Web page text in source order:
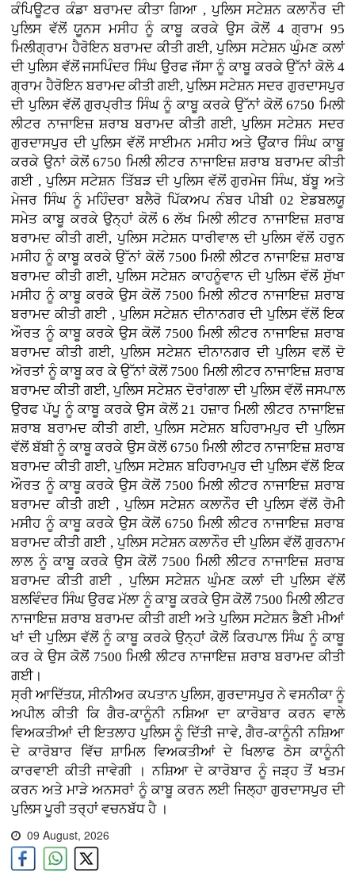
ਕੰਪਿਊਟਰ ਕੰਡਾ ਬਰਾਮਦ ਕੀਤਾ ਗਿਆ , ਪੁਲਿਸ ਸਟੇਸ਼ਨ ਕਲਾਨੌਰ ਦੀ
ਪੁਲਿਸ ਵੱਲੋਂ ਯੂਨਸ ਮਸੀਹ ਨੂੰ ਕਾਬੂ ਕਰਕੇ ਉਸ ਕੋਲੋਂ 4 ਗ੍ਰਾਮ 95
ਮਿਲੀਗ੍ਰਾਮ ਹੈਰੋਇਨ ਬਰਾਮਦ ਕੀਤੀ ਗਈ, ਪੁਲਿਸ ਸਟੇਸ਼ਨ ਘੁੰਮਣ ਕਲਾਂ
ਦੀ ਪੁਲਿਸ ਵੱਲੋਂ ਜਸਪਿੰਦਰ ਸਿੰਘ ਉਰਫ ਜੱਸਾ ਨੂੰ ਕਾਬੂ ਕਰਕੇ ਉੱਨਾਂ ਕੋਲੋ 4
ਗ੍ਰਾਮ ਹੈਰੋਇਨ ਬਰਾਮਦ ਕੀਤੀ ਗਈ, ਪੁਲਿਸ ਸਟੇਸ਼ਨ ਸਦਰ ਗੁਰਦਾਸਪੁਰ
ਦੀ ਪੁਲਿਸ ਵੱਲੋਂ ਗੁਰਪ੍ਰੀਤ ਸਿੰਘ ਨੂੰ ਕਾਬੂ ਕਰਕੇ ਉੱਨਾਂ ਕੋਲੋਂ 6750 ਮਿਲੀ
ਲੀਟਰ ਨਾਜਾਇਜ਼ ਸ਼ਰਾਬ ਬਰਾਮਦ ਕੀਤੀ ਗਈ, ਪੁਲਿਸ ਸਟੇਸ਼ਨ ਸਦਰ
ਗੁਰਦਾਸਪੁਰ ਦੀ ਪੁਲਿਸ ਵੱਲੋਂ ਸਾਈਮਨ ਮਸੀਹ ਅਤੇ ਉਂਕਾਰ ਸਿੰਘ ਕਾਬੂ
ਕਰਕੇ ਉਨਾਂ ਕੋਲੋਂ 6750 ਮਿਲੀ ਲੀਟਰ ਨਾਜਾਇਜ਼ ਸ਼ਰਾਬ ਬਰਾਮਦ ਕੀਤੀ
ਗਈ , ਪੁਲਿਸ ਸਟੇਸ਼ਨ ਤਿੱਬੜ ਦੀ ਪੁਲਿਸ ਵੱਲੋਂ ਗੁਰਮੇਜ ਸਿੰਘ, ਬੱਬੂ ਅਤੇ
ਮੇਜਰ ਸਿੰਘ ਨੂੰ ਮਹਿੰਦਰਾ ਬਲੈਰੋ ਪਿੱਕਅਪ ਨੰਬਰ ਪੀਬੀ 02 ਏਡਬਲਯੂ
ਸਮੇਤ ਕਾਬੂ ਕਰਕੇ ਉਨ੍ਹਾਂ ਕੋਲੋਂ 6 ਲੱਖ ਮਿਲੀ ਲੀਟਰ ਨਾਜਾਇਜ਼ ਸ਼ਰਾਬ
ਬਰਾਮਦ ਕੀਤੀ ਗਈ, ਪੁਲਿਸ ਸਟੇਸ਼ਨ ਧਾਰੀਵਾਲ ਦੀ ਪੁਲਿਸ ਵੱਲੋਂ ਹਰੁਨ
ਮਸੀਹ ਨੂੰ ਕਾਬੂ ਕਰਕੇ ਉੱਨਾਂ ਕੋਲੋਂ 7500 ਮਿਲੀ ਲੀਟਰ ਨਾਜਾਇਜ਼ ਸ਼ਰਾਬ
ਬਰਾਮਦ ਕੀਤੀ ਗਈ, ਪੁਲਿਸ ਸਟੇਸ਼ਨ ਕਾਹਨੂੰਵਾਨ ਦੀ ਪੁਲਿਸ ਵੱਲੋਂ ਸੁੱਖਾ
ਮਸੀਹ ਨੂੰ ਕਾਬੂ ਕਰਕੇ ਉਸ ਕੋਲੋਂ 7500 ਮਿਲੀ ਲੀਟਰ ਨਾਜਾਇਜ਼ ਸ਼ਰਾਬ
ਬਰਾਮਦ ਕੀਤੀ ਗਈ , ਪੁਲਿਸ ਸਟੇਸ਼ਨ ਦੀਨਾਨਗਰ ਦੀ ਪੁਲਿਸ ਵੱਲੋਂ ਇਕ
ਔਰਤ ਨੂੰ ਕਾਬੂ ਕਰਕੇ ਉਸ ਕੋਲੋਂ 7500 ਮਿਲੀ ਲੀਟਰ ਨਾਜਾਇਜ਼ ਸ਼ਰਾਬ
ਬਰਾਮਦ ਕੀਤੀ ਗਈ, ਪੁਲਿਸ ਸਟੇਸ਼ਨ ਦੀਨਾਨਗਰ ਦੀ ਪੁਲਿਸ ਵਲੋਂ ਦੋ
ਅੋਰਤਾਂ ਨੂੰ ਕਾਬੂ ਕਰ ਕੇ ਉੱਨਾਂ ਕੋਲੋਂ 7500 ਮਿਲੀ ਲੀਟਰ ਨਾਜਾਇਜ਼ ਸ਼ਰਾਬ
ਬਰਾਮਦ ਕੀਤੀ ਗਈ, ਪੁਲਿਸ ਸਟੇਸ਼ਨ ਦੋਰਾਂਗਲਾ ਦੀ ਪੁਲਿਸ ਵੱਲੋਂ ਜਸਪਾਲ
ਉਰਫ ਪੱਪੂ ਨੂੰ ਕਾਬੂ ਕਰਕੇ ਉਸ ਕੋਲੋਂ 21 ਹਜ਼ਾਰ ਮਿਲੀ ਲੀਟਰ ਨਾਜਾਇਜ਼
ਸ਼ਰਾਬ ਬਰਾਮਦ ਕੀਤੀ ਗਈ, ਪੁਲਿਸ ਸਟੇਸ਼ਨ ਬਹਿਰਾਮਪੁਰ ਦੀ ਪੁਲਿਸ
ਵੱਲੋਂ ਬੱਬੀ ਨੂੰ ਕਾਬੂ ਕਰਕੇ ਉਸ ਕੋਲੋਂ 6750 ਮਿਲੀ ਲੀਟਰ ਨਾਜਾਇਜ਼ ਸ਼ਰਾਬ
ਬਰਾਮਦ ਕੀਤੀ ਗਈ, ਪੁਲਿਸ ਸਟੇਸ਼ਨ ਬਹਿਰਾਮਪੁਰ ਦੀ ਪੁਲਿਸ ਵੱਲੋਂ ਇਕ
ਔਰਤ ਨੂੰ ਕਾਬੂ ਕਰਕੇ ਉਸ ਕੋਲੋਂ 7500 ਮਿਲੀ ਲੀਟਰ ਨਾਜਾਇਜ਼ ਸ਼ਰਾਬ
ਬਰਾਮਦ ਕੀਤੀ ਗਈ , ਪੁਲਿਸ ਸਟੇਸ਼ਨ ਕਲਾਨੌਰ ਦੀ ਪੁਲਿਸ ਵੱਲੋਂ ਰੋਮੀ
ਮਸੀਹ ਨੂੰ ਕਾਬੂ ਕਰਕੇ ਉਸ ਕੋਲੋਂ 6750 ਮਿਲੀ ਲੀਟਰ ਨਾਜਾਇਜ਼ ਸ਼ਰਾਬ
ਬਰਾਮਦ ਕੀਤੀ ਗਈ , ਪੁਲਿਸ ਸਟੇਸ਼ਨ ਕਲਾਨੌਰ ਦੀ ਪੁਲਿਸ ਵੱਲੋਂ ਗੁਰਨਾਮ
ਲਾਲ ਨੂੰ ਕਾਬੂ ਕਰਕੇ ਉਸ ਕੋਲੋਂ 7500 ਮਿਲੀ ਲੀਟਰ ਨਾਜਾਇਜ਼ ਸ਼ਰਾਬ
ਬਰਾਮਦ ਕੀਤੀ ਗਈ , ਪੁਲਿਸ ਸਟੇਸ਼ਨ ਘੁੰਮਣ ਕਲਾਂ ਦੀ ਪੁਲਿਸ ਵੱਲੋਂ
ਬਲਵਿੰਦਰ ਸਿੰਘ ਉਰਫ ਮੱਲਾ ਨੂੰ ਕਾਬੂ ਕਰਕੇ ਉਸ ਕੋਲੋਂ 7500 ਮਿਲੀ ਲੀਟਰ
ਨਾਜਾਇਜ਼ ਸ਼ਰਾਬ ਬਰਾਮਦ ਕੀਤੀ ਗਈ ਅਤੇ ਪੁਲਿਸ ਸਟੇਸ਼ਨ ਭੈਣੀ ਮੀਆਂ
ਖਾਂ ਦੀ ਪੁਲਿਸ ਵੱਲੋਂ ਨੂੰ ਕਾਬੂ ਕਰਕੇ ਉਨ੍ਹਾਂ ਕੋਲੋਂ ਕਿਰਪਾਲ ਸਿੰਘ ਨੂੰ ਕਾਬੂ
ਕਰ ਕੇ ਉਸ ਕੋਲੋਂ 7500 ਮਿਲੀ ਲੀਟਰ ਨਾਜਾਇਜ਼ ਸ਼ਰਾਬ ਬਰਾਮਦ ਕੀਤੀ
ਗਈ।
ਸ੍ਰੀ ਆਦਿੱਤਯ, ਸੀਨੀਅਰ ਕਪਤਾਨ ਪੁਲਿਸ, ਗੁਰਦਾਸਪੁਰ ਨੇ ਵਸਨੀਕਾ ਨੂੰ
ਅਪੀਲ ਕੀਤੀ ਕਿ ਗੈਰ-ਕਾਨੂੰਨੀ ਨਸ਼ਿਆ ਦਾ ਕਾਰੋਬਾਰ ਕਰਨ ਵਾਲੇ
ਵਿਅਕਤੀਆਂ ਦੀ ਇਤਲਾਹ ਪੁਲਿਸ ਨੂੰ ਦਿੱਤੀ ਜਾਵੇ, ਗੈਰ-ਕਾਨੂੰਨੀ ਨਸ਼ਿਆ
ਦੇ ਕਾਰੋਬਾਰ ਵਿੱਚ ਸ਼ਾਮਿਲ ਵਿਅਕਤੀਆਂ ਦੇ ਖਿਲਾਫ ਠੋਸ ਕਾਨੂੰਨੀ
ਕਾਰਵਾਈ ਕੀਤੀ ਜਾਵੇਗੀ । ਨਸ਼ਿਆ ਦੇ ਕਾਰੋਬਾਰ ਨੂੰ ਜੜ੍ਹ ਤੋਂ ਖਤਮ
ਕਰਨ ਅਤੇ ਮਾੜੇ ਅਨਸਰਾਂ ਨੂੰ ਕਾਬੂ ਕਰਨ ਲਈ ਜਿਲ੍ਹਾ ਗੁਰਦਾਸਪੁਰ ਦੀ
ਪੁਲਿਸ ਪੂਰੀ ਤਰ੍ਹਾਂ ਵਚਨਬੱਧ ਹੈ ।
09 August, 2026